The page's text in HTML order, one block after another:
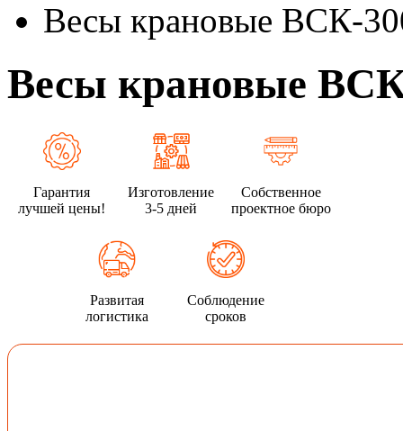
Весы крановые ВСК-
Весы крановые
Гарантия
лучшей цены!
Изготовление
3-5 дней
Собственное
проектное бюро
Развитая
логистика
Соблюдение
сроков